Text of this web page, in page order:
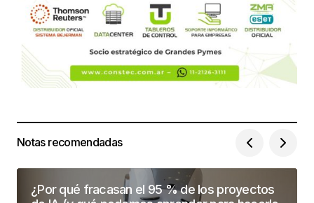
Notas recomendadas
¿Por qué fracasan el 95 % de los proyectos